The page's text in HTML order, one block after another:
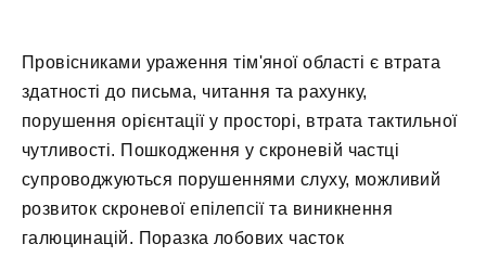
Провісниками ураження тім'яної області є втрата
здатності до письма, читання та рахунку,
порушення орієнтації у просторі, втрата тактильної
чутливості. Пошкодження у скроневій частці
супроводжуються порушеннями слуху, можливий
розвиток скроневої епілепсії та виникнення
галюцинацій. Поразка лобових часток